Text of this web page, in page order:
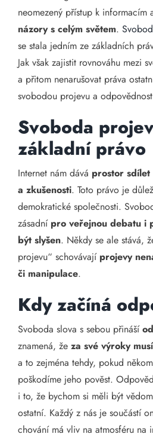
neomezený přístup k informacím
názory s celým světem.
se stala jedním ze základních
Jak však zajistit rovnováhu mezi
a přitom nenarušovat práva
svobodou projevu a
Svoboda
základní právo
Internet nám dává prostor sdílet
a zkušenosti. Toto právo je
demokratické společnosti.
zásadní pro veřejnou debatu i
být slyšen. Někdy se ale stává,
projevu“ schovávají projevy
či manipulace.
Kdy začíná
Svoboda slova s sebou přináší
znamená, že za své výroky
a to zejména tehdy, pokud
poškodíme jeho pověst.
i to, že bychom si měli být
ostatní. Každý z nás je součástí
chování má vliv na atmosféru na